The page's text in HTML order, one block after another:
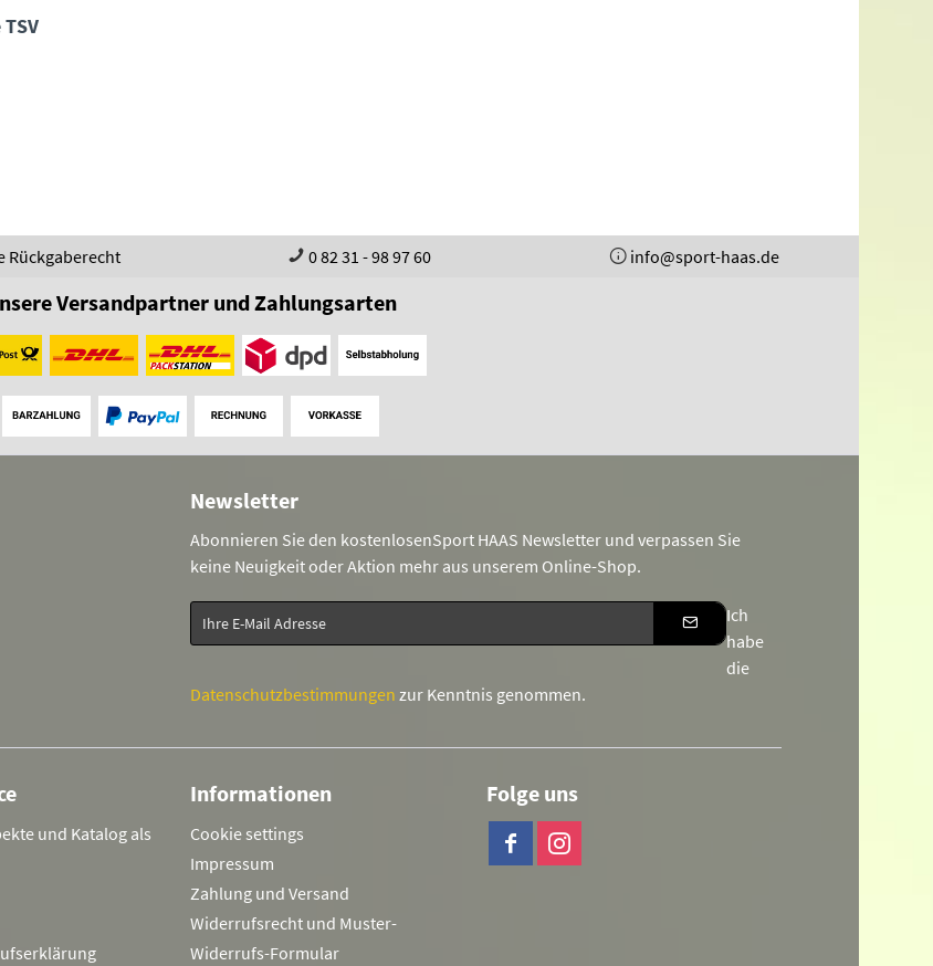
Rückgaberecht 0 82 31 - 98 97 60 info@sport-haas.de
Versandpartner und Zahlungsarten
Newsletter
Abonnieren Sie den kostenlosenSport HAAS Newsletter und verpassen Sie
keine Neuigkeit oder Aktion mehr aus unserem Online-Shop.
Ich
habe
die
Datenschutzbestimmungen zur Kenntnis genommen.
und Katalog als
Informationen
Cookie settings
Impressum
Zahlung und Versand
Widerrufsrecht und Muster-
Widerrufs-Formular
Folge uns